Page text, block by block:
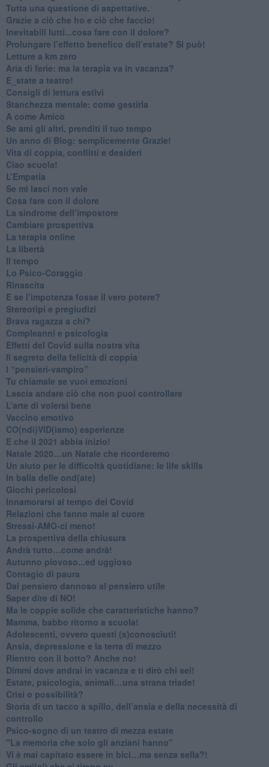
​Tutta una questione di aspettative.
​Grazie a ciò che ho e ciò che faccio!
​Inevitabili lutti...cosa fare con il dolore?
Prolungare l’effetto benefico dell’estate? Si può!
​Letture a km zero
​Aria di ferie: ma la terapia va in vacanza?
​E_state a teatro!
​Consigli di lettura estivi
​Stanchezza mentale: come gestirla
​A come Amico
​Se ami gli altri, prenditi il tuo tempo
​Un anno di Blog: semplicemente Grazie!
​Vita di coppia, conflitti e desideri
​Ciao scuola!
​L’Empatia
​Se mi lasci non vale
Cosa fare con il dolore
​La sindrome dell’impostore
​Cambiare prospettiva
La terapia online
La libertà
​Il tempo
​Lo Psico-Coraggio
Rinascita
​E se l’impotenza fosse il vero potere?
Stereotipi e pregiudizi
​Brava ragazza a chi?
​Compleanni e psicologia
Effetti del Covid sulla nostra vita
Il segreto della felicità di coppia
​I “pensieri-vampiro”
​Tu chiamale se vuoi emozioni
​Lascia andare ciò che non puoi controllare
L’arte di volersi bene
​Vaccino emotivo
CO(ndi)VID(iamo) esperienze
​E che il 2021 abbia inizio!
​Natale 2020…un Natale che ricorderemo
Un aiuto per le difficoltà quotidiane: le life skills
​In balia delle ond(ate)
Giochi pericolosi
Innamorarsi al tempo del Covid
​Relazioni che fanno male al cuore
​Stressi-AMO-ci meno!
​La prospettiva della chiusura
​Andrà tutto…come andrà!
Autunno piovoso...ed uggioso
​Contagio di paura
​Dal pensiero dannoso al pensiero utile
​Saper dire di NO!
​Ma le coppie solide che caratteristiche hanno?
​Mamma, babbo ritorno a scuola!
Adolescenti, ovvero questi (s)conosciuti!
Ansia, depressione e la terra di mezzo
​Rientro con il botto? Anche no!
Dimmi dove andrai in vacanza e ti dirò chi sei!
​Estate, psicologia, animali…una strana triade!
​Crisi o possibilità?
​Storia di un tacco a spillo, dell’ansia e della necessità di
controllo
​Psico-sogno di un teatro di mezza estate
"La memoria che solo gli anziani hanno"
​Vi è mai capitato essere in bici…ma senza sella?!